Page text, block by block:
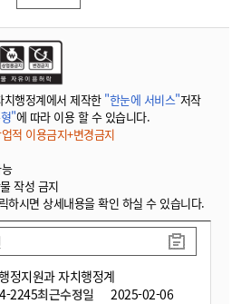
행정계에서 제작한 "한눈에 서비스"저작
"에 따라 이용 할 수 있습니다.
적 이용금지+변경금지
작성 금지
하시면 상세내용을 확인 하실 수 있습니다.
정지원과 자치행정계
2245최근수정일 2025-02-06